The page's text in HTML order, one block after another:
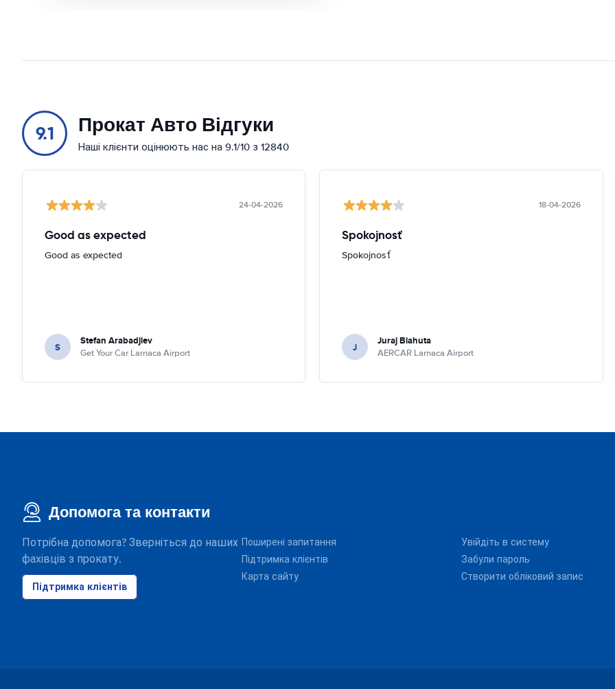
9.1 Прокат Авто Відгуки
Наші клієнти оцінюють нас на 9.1/10 з 12840
24-04-2026
Good as expected
Good as expected
S Stefan Arabadjiev
Get Your Car Larnaca Airport
18-04-2026
Spokojnosť
Spokojnosť
J Juraj Blahuta
AERCAR Larnaca Airport
Допомога та контакти
Потрібна допомога? Зверніться до наших
фахівців з прокату.
Підтримка клієнтів
Поширені запитання
Підтримка клієнтів
Карта сайту
Увійдіть в систему
Забули пароль
Створити обліковий запис